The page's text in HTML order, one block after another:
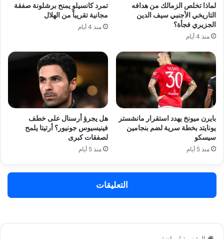
لماذا تخلص الزمالك من هدافه
التاريخي الأجنبي سيف الدين
الجزيري فجأة؟
منذ 4 أيام
تمرد كانسيلو يمنح برشلونة صفقة
مجانية تقريباً من الهلال
منذ 4 أيام
بايرن ميونخ يهدد استقرار مانشستر
يونايتد بخطة سرية لضم بنجامين
سيسكو
منذ 5 أيام
هل يجرؤ أرسنال على خطف
فينيسيوس جونيور؟ أرتيتا يلمح
لصفقات كبرى
منذ 5 أيام
التعليقات